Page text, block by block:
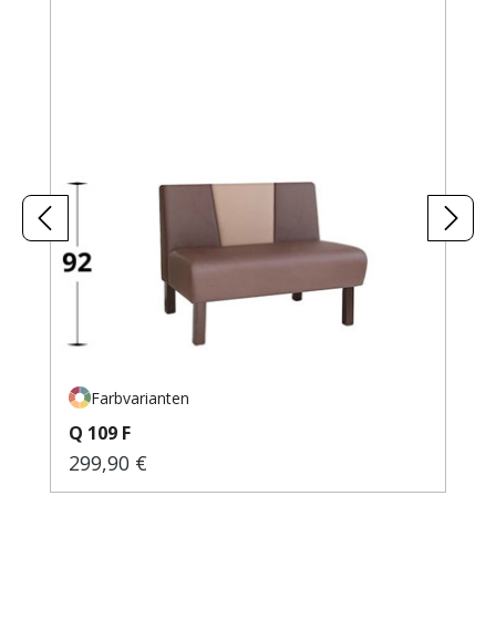
Farbvarianten
Q 109 F
Regulärer Preis:
299,90 €